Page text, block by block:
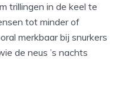
trillingen in de keel te
tot minder of
merkbaar bij snurkers
de neus ’s nachts